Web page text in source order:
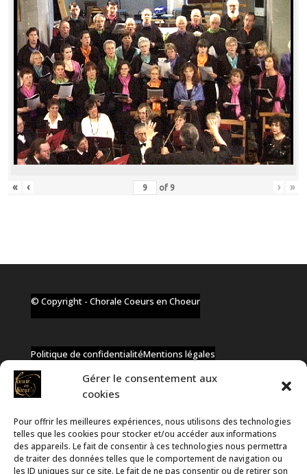
Gérer le consentement aux
cookies
Pour offrir les meilleures expériences, nous utilisons des technologies
telles que les cookies pour stocker et/ou accéder aux informations
des appareils. Le fait de consentir à ces technologies nous permettra
de traiter des données telles que le comportement de navigation ou
les ID uniques sur ce site. Le fait de ne pas consentir ou de retirer son
« ‹ of 9 › »
© Copyright - Chorale Coeurs en Choeur
Politique de confidentialitéMentions légales
✆ +32 477 91 58 46
✉ infos@coeurs-en-choeur.be